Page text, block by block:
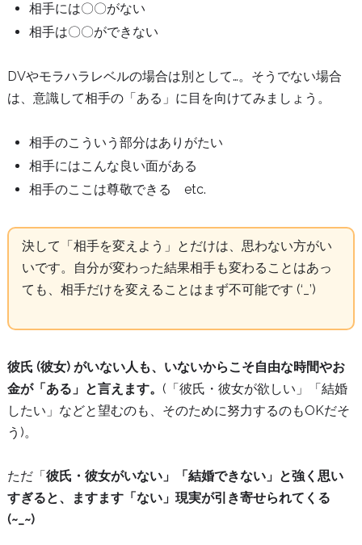
相手には〇〇がない
相手は〇〇ができない
DVやモラハラレベルの場合は別として…。そうでない場合
は、意識して相手の「ある」に目を向けてみましょう。
相手のこういう部分はありがたい
相手にはこんな良い面がある
相手のここは尊敬できる etc.
決して「相手を変えよう」とだけは、思わない方がい
いです。自分が変わった結果相手も変わることはあっ
ても、相手だけを変えることはまず不可能です (‘_’)
彼氏 (彼女) がいない人も、いないからこそ自由な時間やお
金が「ある」と言えます。 (「彼氏・彼女が欲しい」「結婚
したい」などと望むのも、そのために努力するのもOKだそ
う)。
ただ「 彼氏・彼女がいない」「結婚できない」と強く思い
すぎると、ますます「ない」現実が引き寄せられてくる
(~_~)